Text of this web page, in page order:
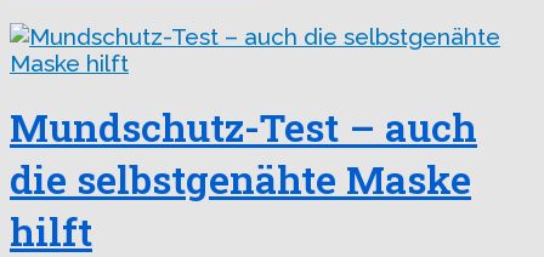
Mundschutz-Test – auch
die selbstgenähte Maske
hilft